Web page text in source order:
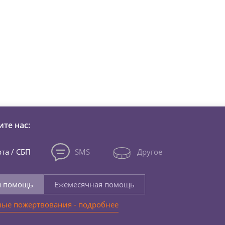
нас:
/ СБП SMS Другое
помощь
Ежемесячная помощь
пожертвования - подробнее